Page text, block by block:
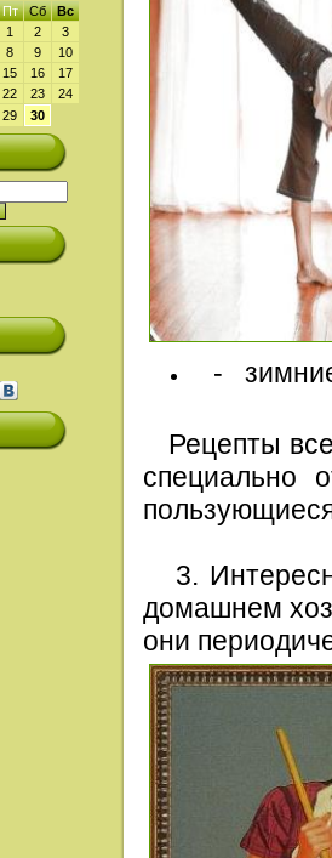
Пт Сб
Вс
1
2
3
8 9
10
15 16
17
22 23
24
29 30
- зимние
Рецепты
специально
3.
домашнем
они